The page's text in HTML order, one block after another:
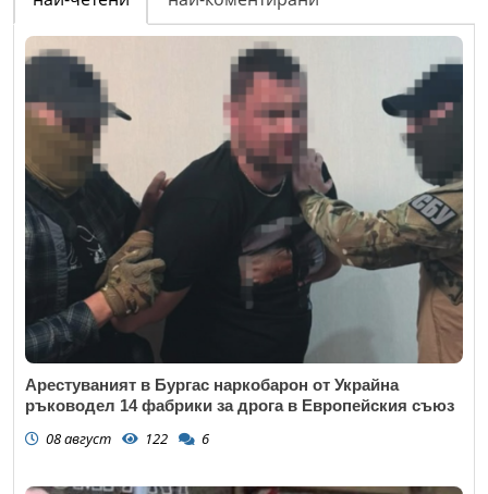
Коментар *
Арестуваният в Бургас наркобарон от Украйна
ръководел 14 фабрики за дрога в Европейския съюз
08 август 122 6